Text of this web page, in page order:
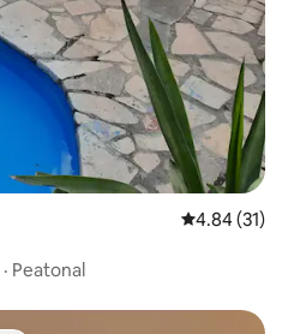
Calificación
4.84 (31)
· Peatonal